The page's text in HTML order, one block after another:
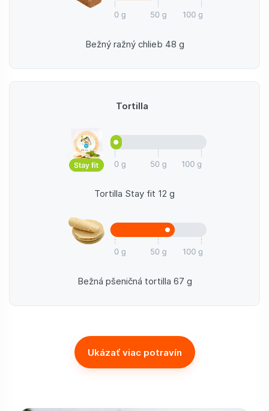
Bežný ražný chlieb 48 g
Tortilla
Tortilla Stay fit 12 g
Bežná pšeničná tortilla 67 g
Ukázať viac potravín